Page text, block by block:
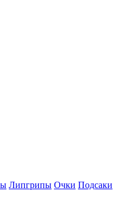
Липгрипы Очки Подсаки